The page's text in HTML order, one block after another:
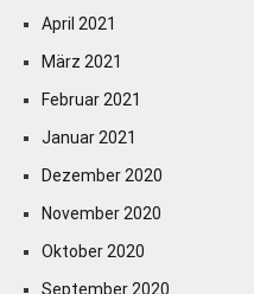
April 2021
März 2021
Februar 2021
Januar 2021
Dezember 2020
November 2020
Oktober 2020
September 2020